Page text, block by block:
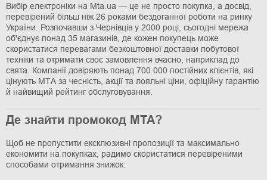
Вибір електроніки на Мta.ua — це не просто покупка, а досвід,
перевірений більш ніж 26 роками бездоганної роботи на ринку
України. Розпочавши з Чернівців у 2000 році, сьогодні мережа
об'єднує понад 35 магазинів, де кожен покупець може
скористатися перевагами безкоштовної доставки побутової
техніки та отримати своє замовлення вчасно, наприклад до
свята. Компанії довіряють понад 700 000 постійних клієнтів, які
цінують МТА за чесність, акції та лояльні ціни, офіційну гарантію
й найвищий рейтинг обслуговування.
Де знайти промокод МТА?
Щоб не пропустити ексклюзивні пропозиції та максимально
економити на покупках, радимо скористатися перевіреними
способами отримання знижок: